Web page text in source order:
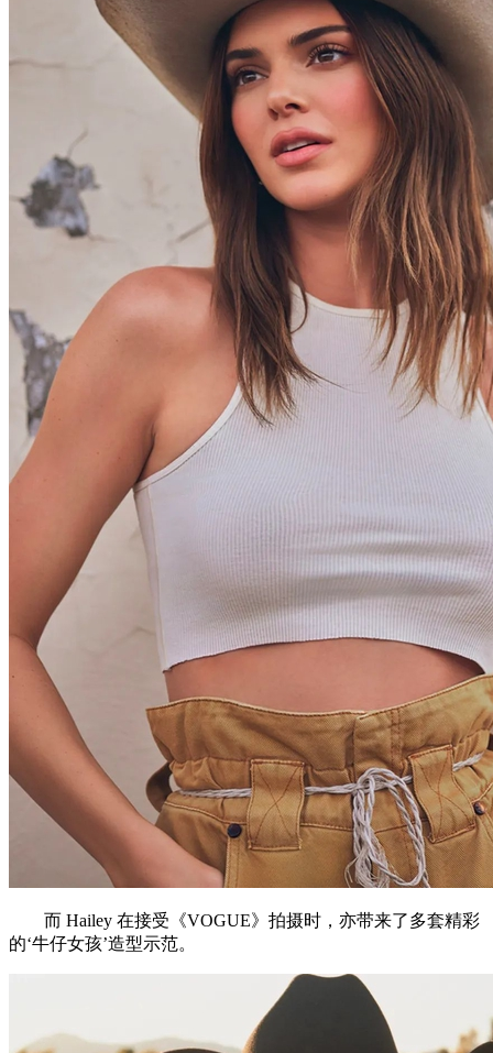
而 Hailey 在接受《VOGUE》拍摄时，亦带来了多套精彩
的‘牛仔女孩’造型示范。